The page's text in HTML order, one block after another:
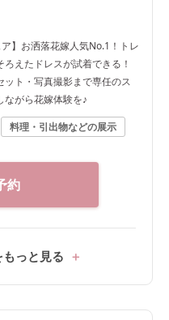
】お洒落花嫁人気No.1！トレ
えたドレスが試着できる！
ット・写真撮影まで専任のス
ながら花嫁体験を♪
料理・引出物などの展示
約
っと見る